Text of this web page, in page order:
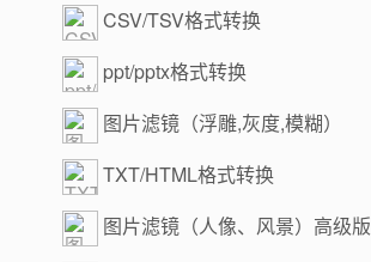
CSV/TSV格式转换
ppt/pptx格式转换
图片滤镜（浮雕,灰度,模糊）
TXT/HTML格式转换
图片滤镜（人像、风景）高级版